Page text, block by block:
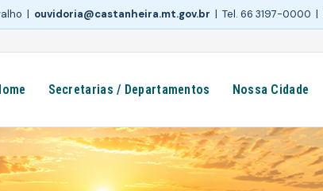
| ouvidoria@castanheira.mt.gov.br | Tel. 66 3197-0000 |
Secretarias / Departamentos Nossa Cidade